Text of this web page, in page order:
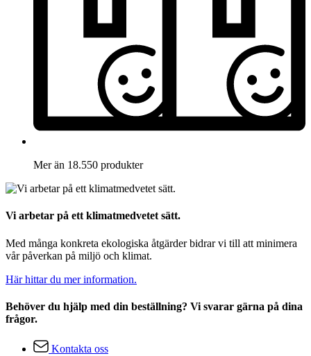
Mer än 18.550 produkter
Vi arbetar på ett klimatmedvetet sätt.
Med många konkreta ekologiska åtgärder bidrar vi till att minimera
vår påverkan på miljö och klimat.
Här hittar du mer information.
Behöver du hjälp med din beställning? Vi svarar gärna på dina
frågor.
Kontakta oss